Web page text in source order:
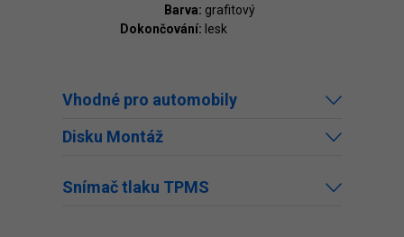
Barva: grafitový
Dokončování: lesk
Vhodné pro automobily
Disku Montáž
Snímač tlaku TPMS